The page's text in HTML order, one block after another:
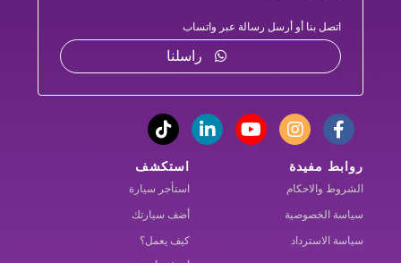
اتصل بنا أو أرسل رسالة عبر واتساب
راسلنا
روابط مفيدة
الشروط والاحكام
سياسة الخصوصية
سياسة الاسترداد
استكشف
استأجر سيارة
أضف سيارتك
كيف يعمل؟